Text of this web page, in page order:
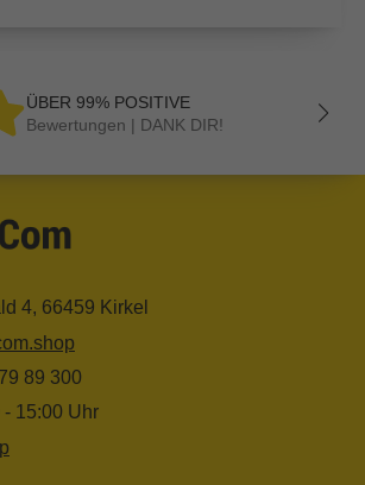
ÜBER 99% POSITIVE
Bewertungen | DANK DIR!
4, 66459 Kirkel
89 300
- 15:00 Uhr